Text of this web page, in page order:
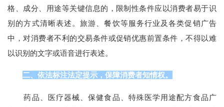
格、成分、用途等关键信息的，限制性条件应以消费者易于识
别的方式清晰表述。旅游、餐饮等服务行业及各类促销广告
中，对消费者不利的交易条件或促销优惠前置条件，不得以难
以识别的文字或语音进行表述。
二、依法标注法定提示，保障消费者知情权。
药品、医疗器械、保健食品、特殊医学用途配方食品广